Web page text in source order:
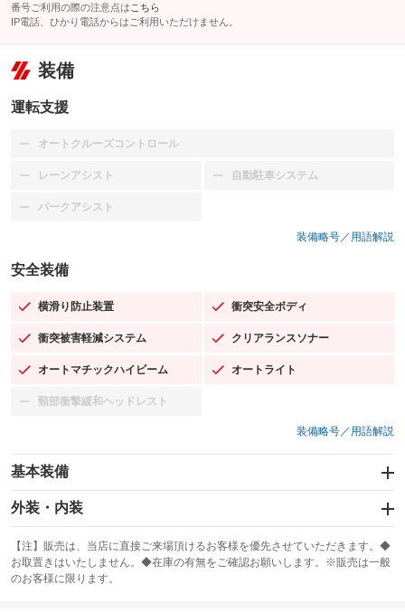
番号ご利用の際の注意点は こちら
IP電話、ひかり電話からはご利用いただけません。
装備
運転支援
オートクルーズコントロール
：装備なし
レーンアシスト
：装備なし 自動駐車システム
：装備なし
パークアシスト
：装備なし
装備略号／用語解説
安全装備
横滑り防止装置
：装備あり 衝突安全ボディ
：装備あり
衝突被害軽減システム
：装備あり クリアランスソナー
：装備あり
オートマチックハイビーム
：装備あり オートライト
：装備あり
頸部衝撃緩和ヘッドレスト
：装備なし
装備略号／用語解説
基本装備
エアバッグ：運転席/助手席/サイド
：装備あり
：装備あり
サンルーフ
：装備なし ABS
外装・内装
カーナビ
：装備なし
TV：フルセグ
：装備あり
【注】販売は、当店に直接ご来場頂けるお客様を優先させていただきます。◆
お取置きはいたしません。◆在庫の有無をご確認お願いします。※販売は一般
のお客様に限ります。